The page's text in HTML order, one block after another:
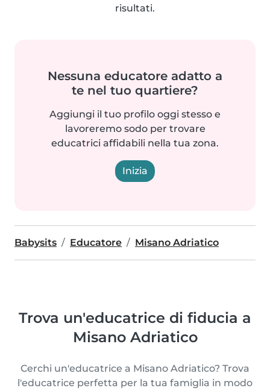
risultati.
Nessuna educatore adatto a
te nel tuo quartiere?
Aggiungi il tuo profilo oggi stesso e
lavoreremo sodo per trovare
educatrici affidabili nella tua zona.
Inizia
Babysits Educatore Misano Adriatico
Trova un'educatrice di fiducia a
Misano Adriatico
Cerchi un'educatrice a Misano Adriatico? Trova
l'educatrice perfetta per la tua famiglia in modo